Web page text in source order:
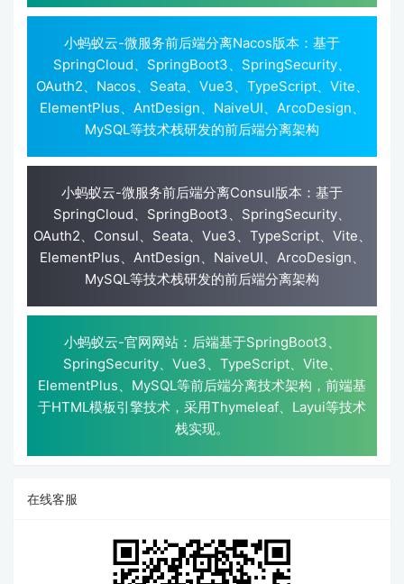
小蚂蚁云-微服务前后端分离Nacos版本：基于
SpringCloud、SpringBoot3、SpringSecurity、
OAuth2、Nacos、Seata、Vue3、TypeScript、Vite、
ElementPlus、AntDesign、NaiveUI、ArcoDesign、
MySQL等技术栈研发的前后端分离架构
小蚂蚁云-微服务前后端分离Consul版本：基于
SpringCloud、SpringBoot3、SpringSecurity、
OAuth2、Consul、Seata、Vue3、TypeScript、Vite、
ElementPlus、AntDesign、NaiveUI、ArcoDesign、
MySQL等技术栈研发的前后端分离架构
小蚂蚁云-官网网站：后端基于SpringBoot3、
SpringSecurity、Vue3、TypeScript、Vite、
ElementPlus、MySQL等前后端分离技术架构，前端基
于HTML模板引擎技术，采用Thymeleaf、Layui等技术
栈实现。
在线客服